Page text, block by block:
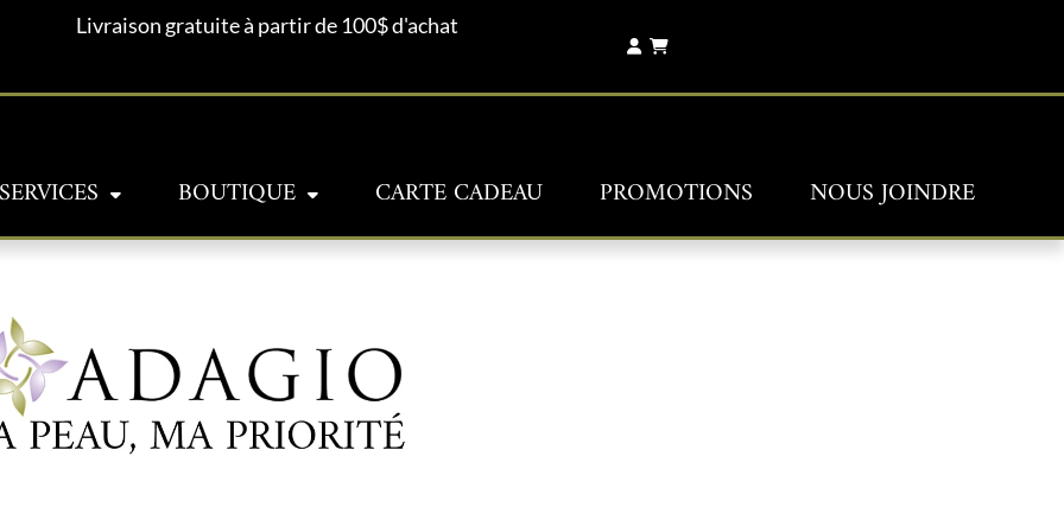
Livraison gratuite à partir de 100$ d'achat
BOUTIQUE CARTE CADEAU PROMOTIONS NOUS JOINDRE